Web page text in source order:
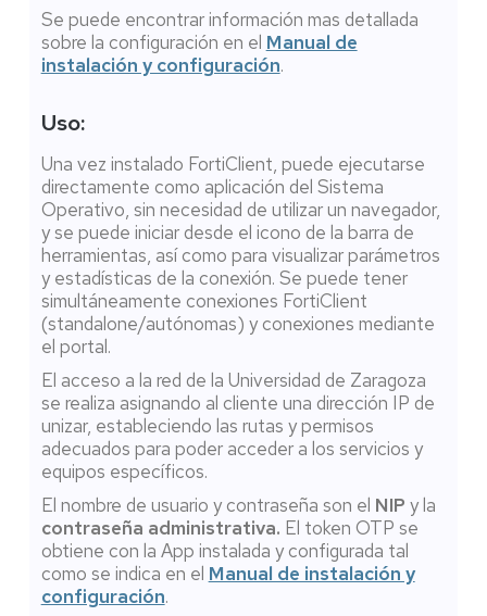
Se puede encontrar información mas detallada
sobre la configuración en el Manual de
instalación y configuración.
Uso:
Una vez instalado FortiClient, puede ejecutarse
directamente como aplicación del Sistema
Operativo, sin necesidad de utilizar un navegador,
y se puede iniciar desde el icono de la barra de
herramientas, así como para visualizar parámetros
y estadísticas de la conexión. Se puede tener
simultáneamente conexiones FortiClient
(standalone/autónomas) y conexiones mediante
el portal.
El acceso a la red de la Universidad de Zaragoza
se realiza asignando al cliente una dirección IP de
unizar, estableciendo las rutas y permisos
adecuados para poder acceder a los servicios y
equipos específicos.
El nombre de usuario y contraseña son el NIP y la
contraseña administrativa. El token OTP se
obtiene con la App instalada y configurada tal
como se indica en el Manual de instalación y
configuración.